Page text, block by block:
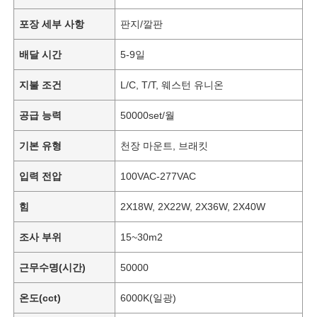
포장 세부 사항 판지/깔판
배달 시간 5-9일
지불 조건 L/C, T/T, 웨스턴 유니온
공급 능력 50000set/월
기본 유형 천장 마운트, 브래킷
입력 전압 100VAC-277VAC
힘 2X18W, 2X22W, 2X36W, 2X40W
조사 부위 15~30m2
근무수명(시간) 50000
온도(cct) 6000K(일광)